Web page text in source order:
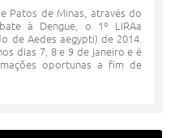
Patos de Minas, através do
à Dengue, o 1º LIRAa
de Aedes aegypti) de 2014.
dias 7, 8 e 9 de janeiro e é
oportunas a fim de